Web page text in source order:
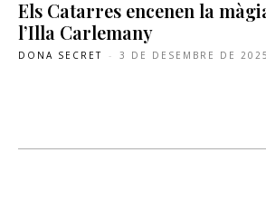
Els Catarres encenen la
l’Illa Carlemany
DONA SECRET - 3 DE DESEMBRE DE 2025